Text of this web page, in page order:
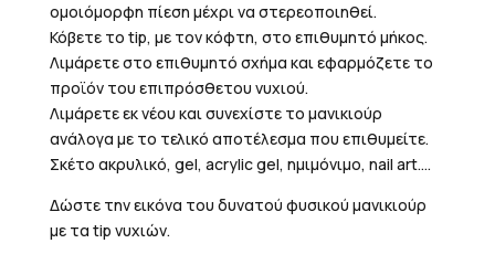
ομοιόμορφη πίεση μέχρι να στερεοποιηθεί.
Κόβετε το tip, με τον κόφτη, στο επιθυμητό μήκος.
Λιμάρετε στο επιθυμητό σχήμα και εφαρμόζετε το
προϊόν του επιπρόσθετου νυχιού.
Λιμάρετε εκ νέου και συνεχίστε το μανικιούρ
ανάλογα με το τελικό αποτέλεσμα που επιθυμείτε.
Σκέτο ακρυλικό, gel, acrylic gel, ημιμόνιμο, nail art….
Δώστε την εικόνα του δυνατού φυσικού μανικιούρ
με τα tip νυχιών.